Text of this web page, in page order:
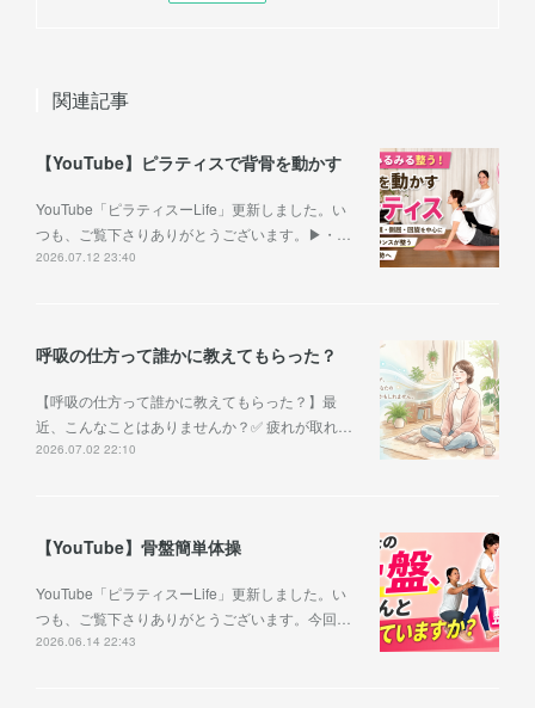
関連記事
【YouTube】ピラティスで背骨を動かす
YouTube「ピラティスーLife」更新しました。い
つも、ご覧下さりありがとうございます。▶︎・…
2026.07.12 23:40
呼吸の仕方って誰かに教えてもらった？
【呼吸の仕方って誰かに教えてもらった？】最
近、こんなことはありませんか？✅ 疲れが取れ…
2026.07.02 22:10
【YouTube】骨盤簡単体操
YouTube「ピラティスーLife」更新しました。い
つも、ご覧下さりありがとうございます。今回…
2026.06.14 22:43